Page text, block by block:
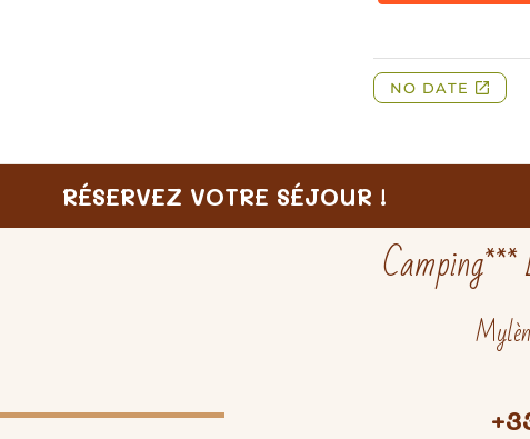
RÉSERVEZ VOTRE SÉJOUR !